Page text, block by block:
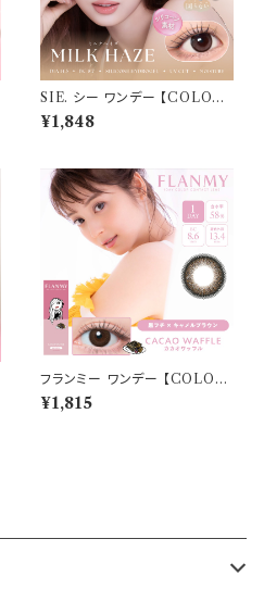
SIE. シー ワンデー 【COLOR：
ミルクヘイズ 】 1箱10枚入 シリ
コーン 回らない水光レンズ MO
カラーコンタクト ナチュラル ブ
ラック ブラウン 裸眼風 フチ ベ
ージュ グレー 1日使い捨て
¥1,848
フランミー ワンデー 【COLOR：
カカオワッフル】【 1箱 10枚】 14.
2mm 14.5mm 8.5mm 8.6m
¥1,815